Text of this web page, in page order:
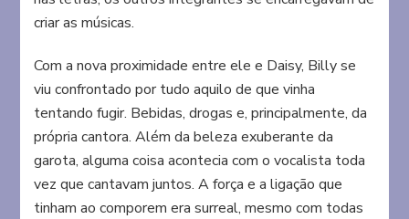
criar as músicas.
Com a nova proximidade entre ele e Daisy, Billy se
viu confrontado por tudo aquilo de que vinha
tentando fugir. Bebidas, drogas e, principalmente, da
própria cantora. Além da beleza exuberante da
garota, alguma coisa acontecia com o vocalista toda
vez que cantavam juntos. A força e a ligação que
tinham ao comporem era surreal, mesmo com todas